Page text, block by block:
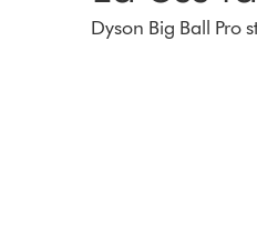
Dyson Big Ball Pro